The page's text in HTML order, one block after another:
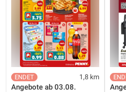
1,8 km
Angebote ab 03.08.